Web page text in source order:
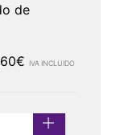
de
€ IVA INCLUIDO